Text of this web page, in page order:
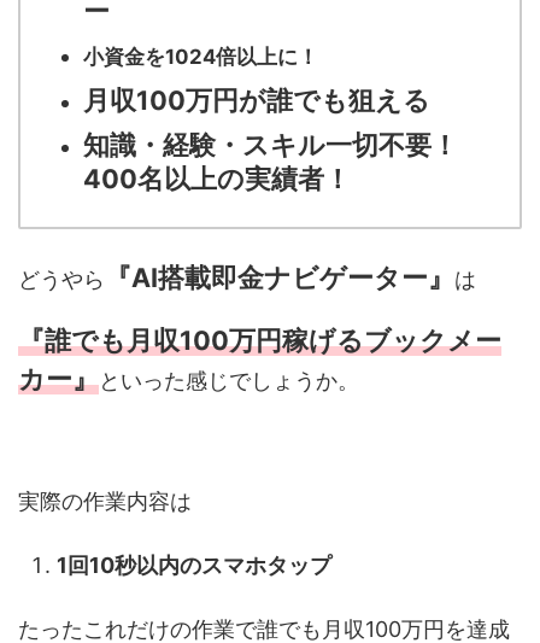
ー
小資金を1024倍以上に！
月収100万円が誰でも狙える
知識・経験・スキル一切不要！
400名以上の実績者！
どうやら 『AI搭載即金ナビゲーター』 は
『誰でも月収100万円稼げるブックメー
カー』といった感じでしょうか。
実際の作業内容は
1回10秒以内のスマホタップ
たったこれだけの作業で誰でも月収100万円を達成